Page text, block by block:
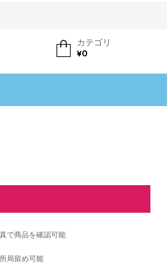
カテゴリ
¥0
で商品を確認可能
局留め可能